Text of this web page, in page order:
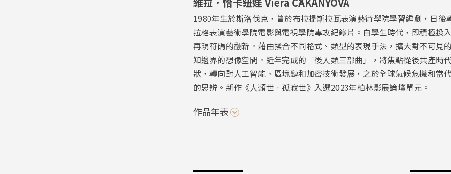
1980年生於斯洛伐克，曾於布拉提斯拉瓦表演藝術學院學習編劇，日後
拉格表演藝術學院電影與電視學院專攻紀錄片。自學生時代，即積極投
再現符碼的翻新。藉由揉合不同格式、類型的表現手法，擴大對不可見
知邊界的想像空間。近年完成的「後人類三部曲」，將焦點從後共產時
狀，轉向對人工智能、區塊鏈和加密技術發展，之於全球氣候危機和當
的思辨。新作《人類世，孤寂世》入選2023年柏林影展論壇單元。
作品年表